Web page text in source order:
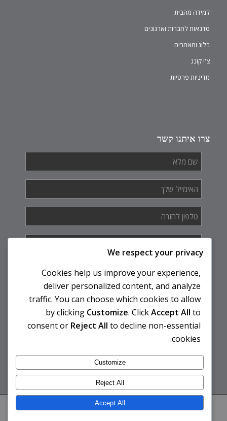
למידה מהבית
סדנאות לחברות וארגונים
בלוג ומאמרים
צ'י קונג
מדיניות פרטיות
צרו איתנו קשר
שם
מלא *
האימייל
שלך *
טלפון
לחזרה *
איך
יכולים
לך?
We respect your privacy
Cookies help us improve your experience,
deliver personalized content, and analyze
traffic. You can choose which cookies to allow
by clicking Customize. ClickAccept All to
consent or Reject All to decline non-essential
cookies.
Customize
Reject All
Accept All